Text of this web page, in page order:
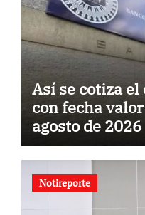
Así se cotiza
con fecha
agosto de 2026
Notireporte